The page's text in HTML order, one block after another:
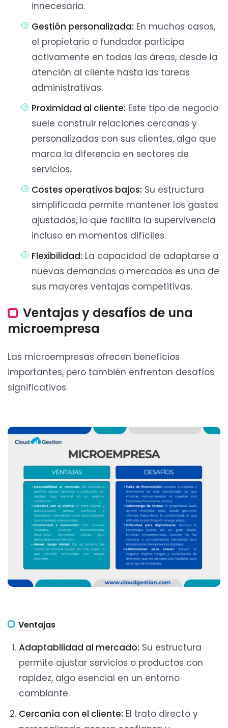
innecesaria.
Gestión personalizada: En muchos casos,
el propietario o fundador participa
activamente en todas las áreas, desde la
atención al cliente hasta las tareas
administrativas.
Proximidad al cliente: Este tipo de negocio
suele construir relaciones cercanas y
personalizadas con sus clientes, algo que
marca la diferencia en sectores de
servicios.
Costes operativos bajos: Su estructura
simplificada permite mantener los gastos
ajustados, lo que facilita la supervivencia
incluso en momentos difíciles.
Flexibilidad: La capacidad de adaptarse a
nuevas demandas o mercados es una de
sus mayores ventajas competitivas.
Ventajas y desafíos de una
microempresa
Las microempresas ofrecen beneficios
importantes, pero también enfrentan desafíos
significativos.
Ventajas
Adaptabilidad al mercado: Su estructura
permite ajustar servicios o productos con
rapidez, algo esencial en un entorno
cambiante.
Cercanía con el cliente: El trato directo y